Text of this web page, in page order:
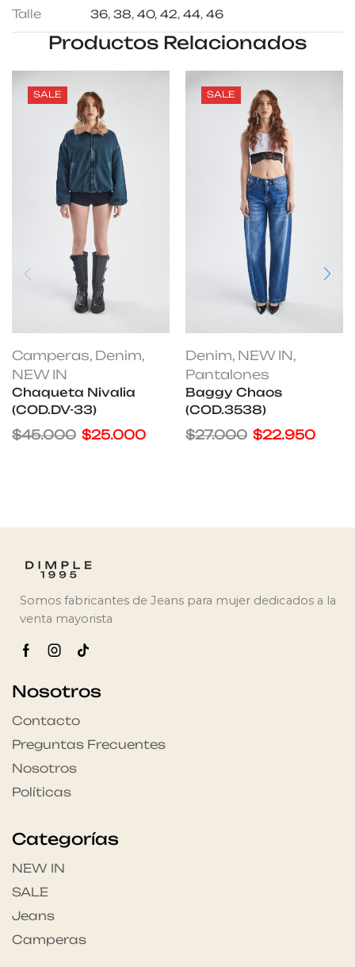
Talle 36, 38, 40, 42, 44, 46
Productos Relacionados
SALE
Camperas, Denim,
NEW IN
Chaqueta Nivalia
(COD.DV-33)
$45.000 $25.000
SALE
Denim, NEW IN,
Pantalones
Baggy Chaos
(COD.3538)
$27.000 $22.950
Somos fabricantes de Jeans para mujer dedicados a la
venta mayorista
Nosotros
Contacto
Preguntas Frecuentes
Nosotros
Políticas
Categorías
NEW IN
SALE
Jeans
Camperas